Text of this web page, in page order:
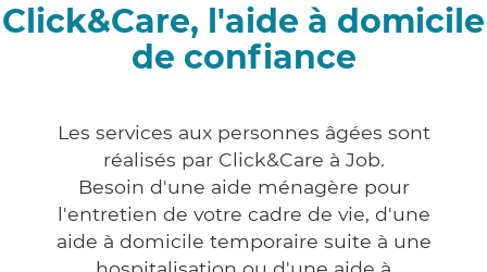
Click&Care, l'aide à domicile
de confiance
Les services aux personnes âgées sont
réalisés par Click&Care à Job.
Besoin d'une aide ménagère pour
l'entretien de votre cadre de vie, d'une
aide à domicile temporaire suite à une